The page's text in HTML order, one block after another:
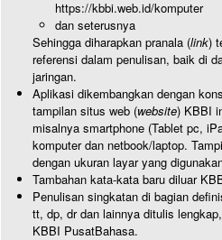
https://kbbi.web.id/komputer
dan seterusnya
Sehingga diharapkan pranala (link)
referensi dalam penulisan, baik di
jaringan.
Aplikasi dikembangkan dengan
tampilan situs web (website) KBBI
misalnya smartphone (Tablet pc,
komputer dan netbook/laptop.
dengan ukuran layar yang
Tambahan kata-kata baru diluar
Penulisan singkatan di bagian
tt, dp, dr dan lainnya ditulis
KBBI PusatBahasa.